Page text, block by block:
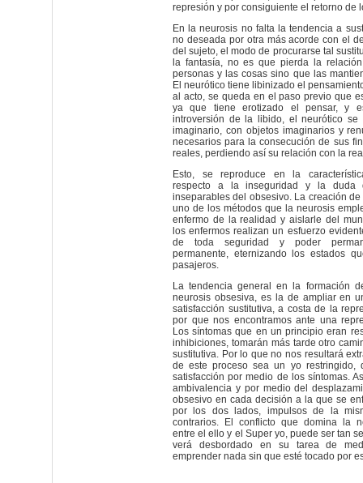
represión y por consiguiente el retorno de
En la neurosis no falta la tendencia a
no deseada por otra más acorde con el
del sujeto, el modo de procurarse tal
la fantasía, no es que pierda la
personas y las cosas sino que las
El neurótico tiene libinizado el
al acto, se queda en el paso previo que
ya que tiene erotizado el pensar, y
introversión de la libido, el neurótico se
imaginario, con objetos imaginarios y
necesarios para la consecución de sus
reales, perdiendo así su relación con la
Esto, se reproduce en la
respecto a la inseguridad y la duda
inseparables del obsesivo. La creación
uno de los métodos que la neurosis
enfermo de la realidad y aislarle del
los enfermos realizan un esfuerzo
de toda seguridad y poder
permanente, eternizando los estados
pasajeros.
La tendencia general en la formación
neurosis obsesiva, es la de ampliar en
satisfacción sustitutiva, a costa de la
por que nos encontramos ante una
Los síntomas que en un principio eran
inhibiciones, tomarán más tarde otro
sustitutiva. Por lo que no nos resultará
de este proceso sea un yo restringido,
satisfacción por medio de los síntomas.
ambivalencia y por medio del
obsesivo en cada decisión a la que se
por los dos lados, impulsos de la
contrarios. El conflicto que domina la
entre el ello y el Super yo, puede ser tan
verá desbordado en su tarea de
emprender nada sin que esté tocado por